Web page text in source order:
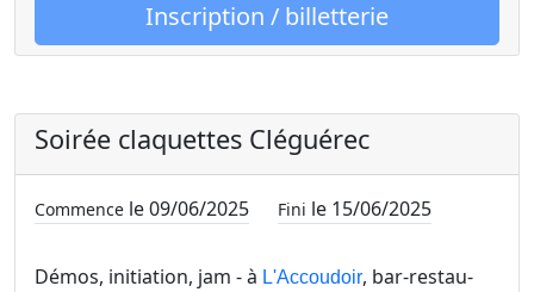
Inscription / billetterie
Soirée claquettes Cléguérec
Commence le 09/06/2025 Fini le 15/06/2025
Démos, initiation, jam - à L'Accoudoir, bar-restau-